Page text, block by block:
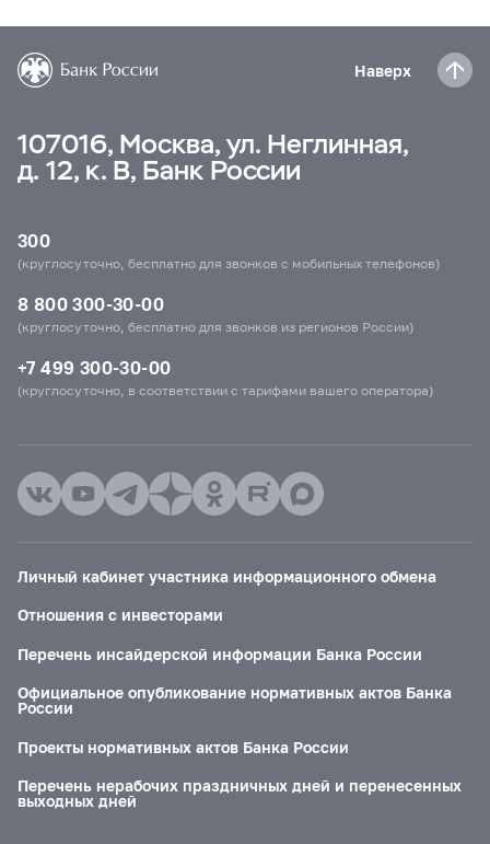
Наверх
107016, Москва, ул. Неглинная,
д. 12, к. В, Банк России
300
(круглосуточно, бесплатно для звонков с мобильных телефонов)
8 800 300-30-00
(круглосуточно, бесплатно для звонков из регионов России)
+7 499 300-30-00
(круглосуточно, в соответствии с тарифами вашего оператора)
Личный кабинет участника информационного обмена
Отношения с инвесторами
Перечень инсайдерской информации Банка России
Официальное опубликование нормативных актов Банка
России
Проекты нормативных актов Банка России
Перечень нерабочих праздничных дней и перенесенных
выходных дней